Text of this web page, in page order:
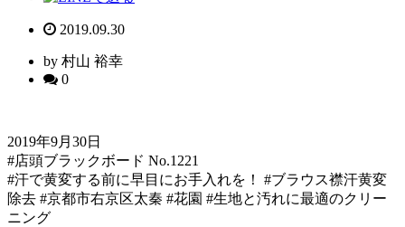
2019.09.30
by 村山 裕幸
0
2019年9月30日
#店頭ブラックボード No.1221
#汗で黄変する前に早目にお手入れを！ #ブラウス襟汗黄変
除去 #京都市右京区太秦 #花園 #生地と汚れに最適のクリー
ニング